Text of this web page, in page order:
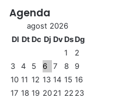
Agenda
agost 2026
Dl DtDc Dj DvDsDg
1
2
3
4 5 6 7 8
9
10 11 12 13 14 15 16
17 18 19 2021 22 23